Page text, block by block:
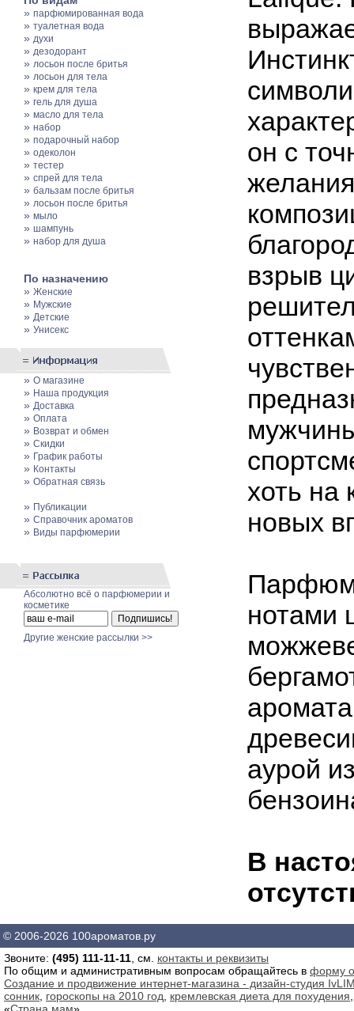
» парфюмированная вода
» туалетная вода
» духи
» дезодорант
» лосьон после бритья
» лосьон для тела
» крем для тела
» гель для душа
» масло для тела
» набор
» подарочный набор
» одеколон
» тестер
» спрей для тела
» бальзам после бритья
» лосьон после бритья
» мыло
» шампунь
» набор для душа
По назначению
» Женские
» Мужские
» Детские
» Унисекс
» О магазине
» Наша продукция
» Доставка
» Оплата
» Возврат и обмен
» Скидки
» График работы
» Контакты
» Обратная связь
» Публикации
» Cправочник ароматов
» Виды парфюмерии
Абсолютно всё о парфюмерии и
косметике
Другие женские рассылки >>
он с
взрыв
хоть на
новых
нотами
аурой
В
© 2006-2026 100ароматов.ру
Звоните: (495) 111-11-11 , см. контакты и реквизиты
По общим и административным вопросам обращайтесь в форму
Создание и продвижение интернет-магазина - дизайн-студия
сонник гороскопы на 2010 год кремлевская диета для похудения